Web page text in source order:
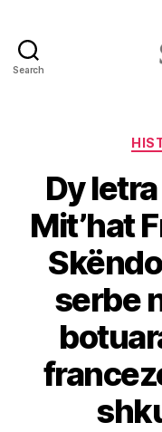
Search
Dy
Mit’hat
serbe